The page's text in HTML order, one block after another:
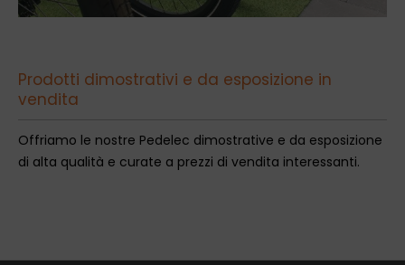
Prodotti dimostrativi e da esposizione in
vendita
Offriamo le nostre Pedelec dimostrative e da esposizione
di alta qualità e curate a prezzi di vendita interessanti.